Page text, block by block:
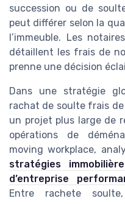
succession ou de
peut différer selon la
l’immeuble. Les
détaillent les frais de
prenne une décision
Dans une stratégie
rachat de soulte frais
un projet plus large de
opérations de
moving workplace,
stratégies
d’entreprise
Entre rachete